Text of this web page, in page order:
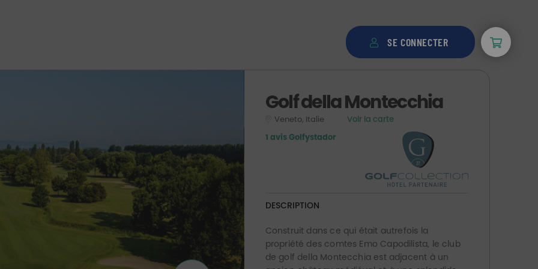
SE CONNECTER
Golf della Montecchia
Veneto, Italie
Voir la carte
1 avis Golfystador
DESCRIPTION
Construit dans ce qui était autrefois la
propriété des comtes Emo Capodilista, le club
de golf della Montecchia est adjacent à un